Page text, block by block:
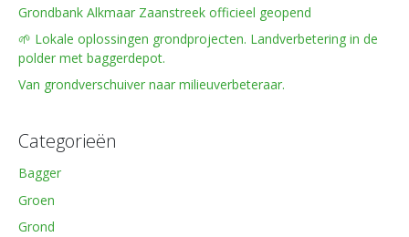
Grondbank Alkmaar Zaanstreek officieel geopend
🌱 Lokale oplossingen grondprojecten. Landverbetering in de
polder met baggerdepot.
Van grondverschuiver naar milieuverbeteraar.
Categorieën
Bagger
Groen
Grond